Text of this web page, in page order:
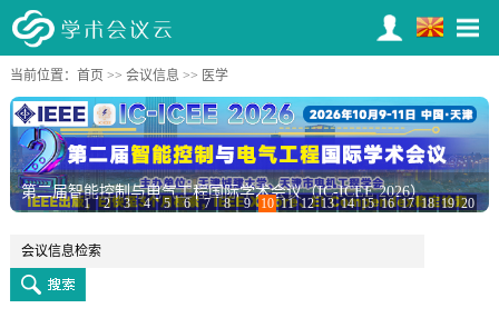
当前位置： 首页 >> 会议信息 >> 医学
第二届智能控制与电气工程国际学术会议（IC-ICEE 2026）
1 2 3 4 5 6 7 8 9 10 11 12 13 14 15 16 17 18 19 20